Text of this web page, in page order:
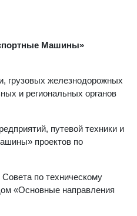
Машины»
грузовых железнодорожных
и региональных органов
путевой техники и
проектов по
по техническому
«Основные направления